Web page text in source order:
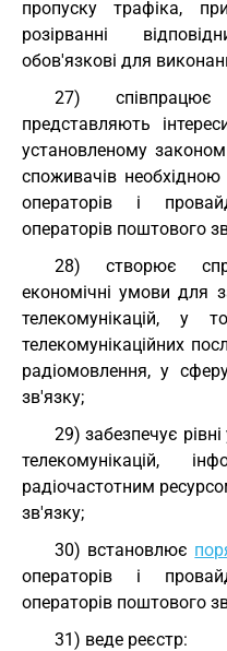
пропуску трафіка,
розірванні
обов'язкові для
27)
представляють
установленому законом
споживачів
операторів і
операторів поштового
28) створює
економічні умови для
телекомунікацій, у
телекомунікаційних
радіомовлення, у
зв'язку;
29) забезпечує
телекомунікацій,
радіочастотним
зв'язку;
30) встановлює
операторів і
операторів поштового
31) веде реєстр: